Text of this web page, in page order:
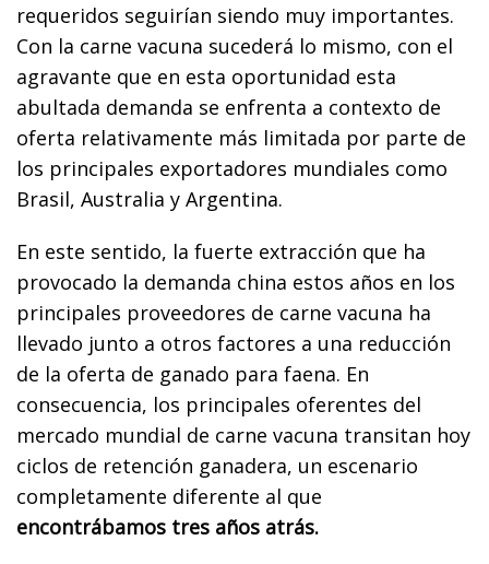
requeridos seguirían siendo muy importantes.
Con la carne vacuna sucederá lo mismo, con el
agravante que en esta oportunidad esta
abultada demanda se enfrenta a contexto de
oferta relativamente más limitada por parte de
los principales exportadores mundiales como
Brasil, Australia y Argentina.
En este sentido, la fuerte extracción que ha
provocado la demanda china estos años en los
principales proveedores de carne vacuna ha
llevado junto a otros factores a una reducción
de la oferta de ganado para faena. En
consecuencia, los principales oferentes del
mercado mundial de carne vacuna transitan hoy
ciclos de retención ganadera, un escenario
completamente diferente al que
encontrábamos tres años atrás.